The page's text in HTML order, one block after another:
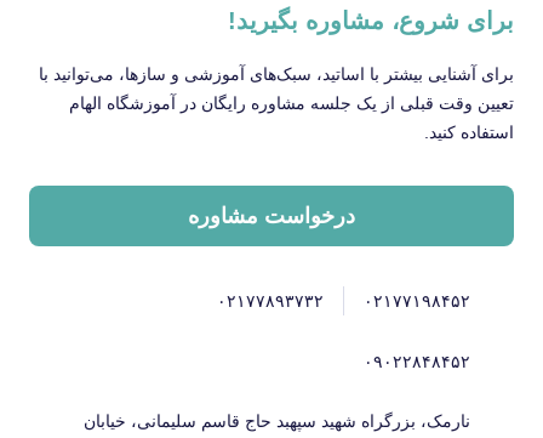
برای شروع، مشاوره بگیرید!
برای آشنایی بیشتر با اساتید، سبک‌های آموزشی و سازها، می‌توانید با
تعیین وقت قبلی از یک جلسه مشاوره رایگان در آموزشگاه الهام
استفاده کنید.
درخواست مشاوره
۰۲۱۷۷۱۹۸۴۵۲ ۰۲۱۷۷۸۹۳۷۳۲
۰۹۰۲۲۸۴۸۴۵۲
نارمک، بزرگراه شهید سپهبد حاج قاسم سلیمانی، خیابان